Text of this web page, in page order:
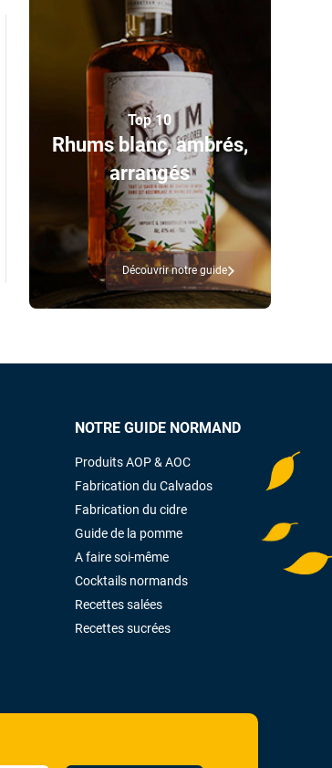
Top 10
Rhums blanc, ambrés,
arrangés
Découvrir notre guide
NOTRE GUIDE NORMAND
Produits AOP & AOC
Fabrication du Calvados
Fabrication du cidre
Guide de la pomme
A faire soi-même
Cocktails normands
Recettes salées
Recettes sucrées